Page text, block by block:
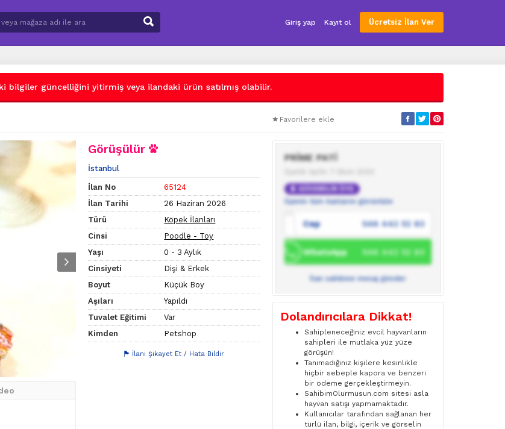
Giriş yap Kayıt ol Ücretsiz İlan Ver
bilgiler güncelliğini yitirmiş veya ilandaki ürün satılmış olabilir.
Favorilere ekle
Görüşülür
İstanbul
İlan No
65124
İlan Tarihi
26 Haziran 2026
Türü
Köpek İlanları
Cinsi
Poodle - Toy
Yaşı
0 - 3 Aylık
Cinsiyeti
Dişi & Erkek
Boyut
Küçük Boy
Aşıları
Yapıldı
Tuvalet Eğitimi
Var
Kimden
Petshop
İlanı Şikayet Et / Hata Bildir
PRİME PATİ
GÜVENİLİR ÜYE
Üyenin tüm ilanlarını görüntüle
Cep 546 442 52 83
WhatsApp 546 442 52 83
İlan sahibine mesaj gönder
Dolandırıcılara Dikkat!
Sahipleneceğiniz evcil hayvanların
sahipleri ile mutlaka yüz yüze
görüşün!
Tanımadığınız kişilere kesinlikle
hiçbir sebeple kapora ve benzeri
bir ödeme gerçekleştirmeyin.
SahibimOlurmusun.com sitesi asla
hayvan satışı yapmamaktadır.
Kullanıcılar tarafından sağlanan her
türlü ilan, bilgi, içerik ve görselin